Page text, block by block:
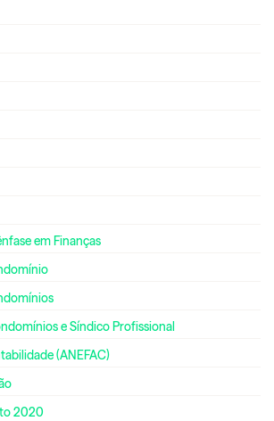
em Finanças
e Síndico Profissional
(ANEFAC)
2020